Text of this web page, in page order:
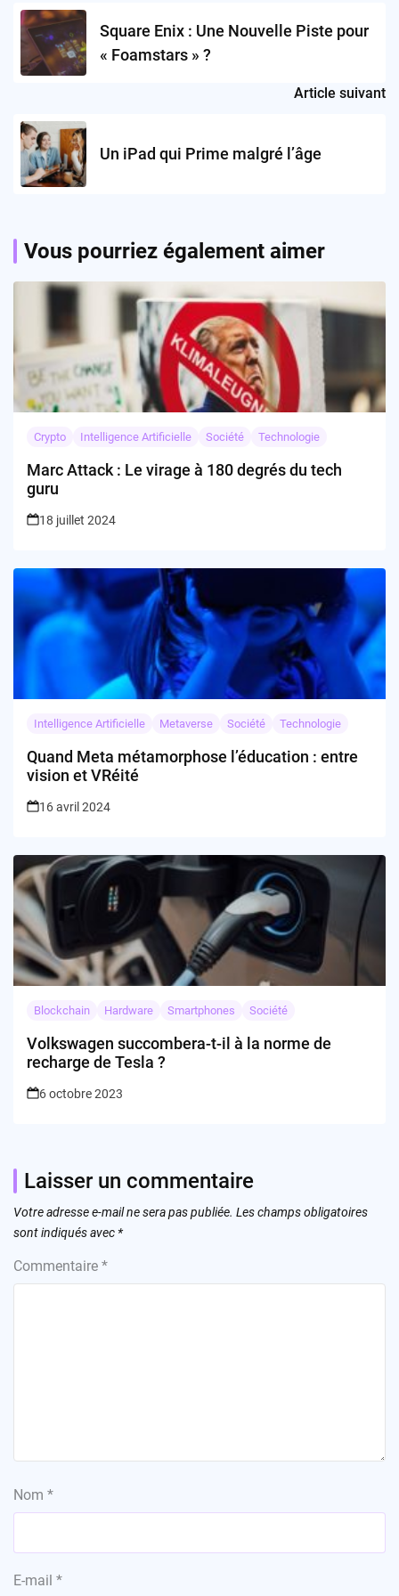
navigationSquare Enix : Une Nouvelle Piste pour
« Foamstars » ?
Article suivant
Un iPad qui Prime malgré l’âge
Vous pourriez également aimer
Crypto Intelligence Artificielle Société Technologie
Marc Attack : Le virage à 180 degrés du tech
guru
18 juillet 2024
Intelligence Artificielle Metaverse Société Technologie
Quand Meta métamorphose l’éducation : entre
vision et VRéité
16 avril 2024
Blockchain Hardware Smartphones Société
Volkswagen succombera-t-il à la norme de
recharge de Tesla ?
6 octobre 2023
Laisser un commentaire
Votre adresse e-mail ne sera pas publiée. Les champs obligatoires
sont indiqués avec *
Commentaire *
Nom *
E-mail *